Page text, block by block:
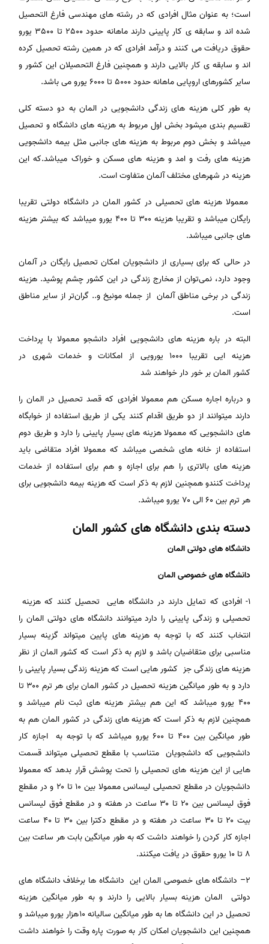
است؛ به عنوان مثال افرادی که در رشته های مهندسی فارغ التحصیل
شده اند و سابقه ی کار پایینی دارند ماهانه حدود 2500 تا 3500 یورو
حقوق دریافت می کنند و درآمد افرادی که در همین رشته تحصیل کرده
اند و سابقه ی کار بالایی دارند و همچنین فارغ التحصیلان این کشور و
سایر کشورهای اروپایی ماهانه حدود 5000 تا 6000 یورو می باشد.
به طور کلی هزینه های زندگی دانشجویی در المان به دو دسته کلی
تقسیم بندی میشود بخش اول مربوط به هزینه های دانشگاه و تحصیل
میباشد و بخش دوم مربوط به هزینه های جانبی مثل بیمه دانشجویی
هزینه های رفت و امد و هزینه های مسکن و خوراک میباشد.که این
هزینه در شهرهای مختلف آلمان متفاوت است.
معمولا هزینه های تحصیلی در کشور المان در دانشگاه دولتی تقریبا
رایگان میباشد و تقریبا هزینه ۳۰۰ تا ۴۰۰ یورو میباشد که بیشتر هزینه
های جانبی میباشد.
در حالی که برای بسیاری از دانشجویان امکان تحصیل رایگان در آلمان
وجود دارد، نمی‌توان از مخارج زندگی در این کشور چشم پوشید. هزینه
زندگی در برخی مناطق آلمان از جمله مونیخ و.. گران‌تر از سایر مناطق
است.
البته در باره هزینه های دانشجویی افراد دانشجو معمولا با پرداخت
هزینه ایی تقریبا ۱۰۰۰ یورویی از امکانات و خدمات شهری در
کشور المان بر خور دار خواهند شد
و درباره اجاره مسکن هم معمولا افرادی که قصد تحصیل در المان را
دارند میتوانند از دو طریق اقدام کنند یکی از طریق استفاده از خوابگاه
های دانشجویی که معمولا هزینه های بسیار پایینی را دارد و طریق دوم
استفاده از خانه های شخصی میباشد که معمولا افراد متقاضی باید
هزینه های بالاتری را هم برای اجازه و هم برای استفاده از خدمات
پرداخت کنندو همچنین لازم به ذکر است که هزینه بیمه دانشجویی برای
هر ترم بین ۶۰ الی ۷۰ یورو میباشد.
دسته بندی دانشگاه های کشور المان
دانشگاه های دولتی المان
دانشگاه های خصوصی المان
۱- افرادی که تمایل دارند در دانشگاه هایی تحصیل کنند که هزینه
تحصیلی و زندگی پایینی را دارد میتوانند دانشگاه های دولتی المان را
انتخاب کنند که با توجه به هزینه های پایین میتواند گزینه بسیار
مناسبی برای متقاضیان باشد و لازم به ذکر است که کشور المان از نظر
هزینه های زندگی جز کشور هایی است که هزینه زندگی بسیار پایینی را
دارد و به طور میانگین هزینه تحصیل در کشور المان برای هر ترم ۳۰۰ تا
۴۰۰ یورو میباشد که این هم بیشتر هزینه های ثبت نام میباشد و
همچنین لازم به ذکر است که هزینه های زندگی در کشور المان هم به
طور میانگین بین ۴۰۰ تا ۶۰۰ یورو میباشد که با توجه به اجازه کار
دانشجویی که دانشجویان متناسب با مقطع تحصیلی میتواند قسمت
هایی از این هزینه های تحصیلی را تحت پوشش قرار بدهد که معمولا
دانشجویان در مقطع تحصیلی لیسانس معمولا بین ۱۰ تا ۲۰ و در مقطع
فوق لیسانس بین ۲۰ تا ۳۰ ساعت در هفته و در مقطع فوق لیسانس
بیت ۲۰ تا ۳۰ ساعت در هفته و در مقطع دکترا بین ۳۰ تا ۴۰ ساعت
اجازه کار کردن را خواهند داشت که به طور میانگین بابت هر ساعت بین
۸ تا ۱۰ یورو حقوق در یافت میکنند.
۲– دانشگاه های خصوصی المان این دانشگاه ها برخلاف دانشگاه های
دولتی المان هزینه بسیار بالایی را دارند و به طور میانگین هزینه
تحصیل در این دانشگاه ها به طور میانگین سالیانه ۱۰هزار یورو میباشد و
همچنین این دانشجویان امکان کار به صورت پاره وقت را خواهند داشت